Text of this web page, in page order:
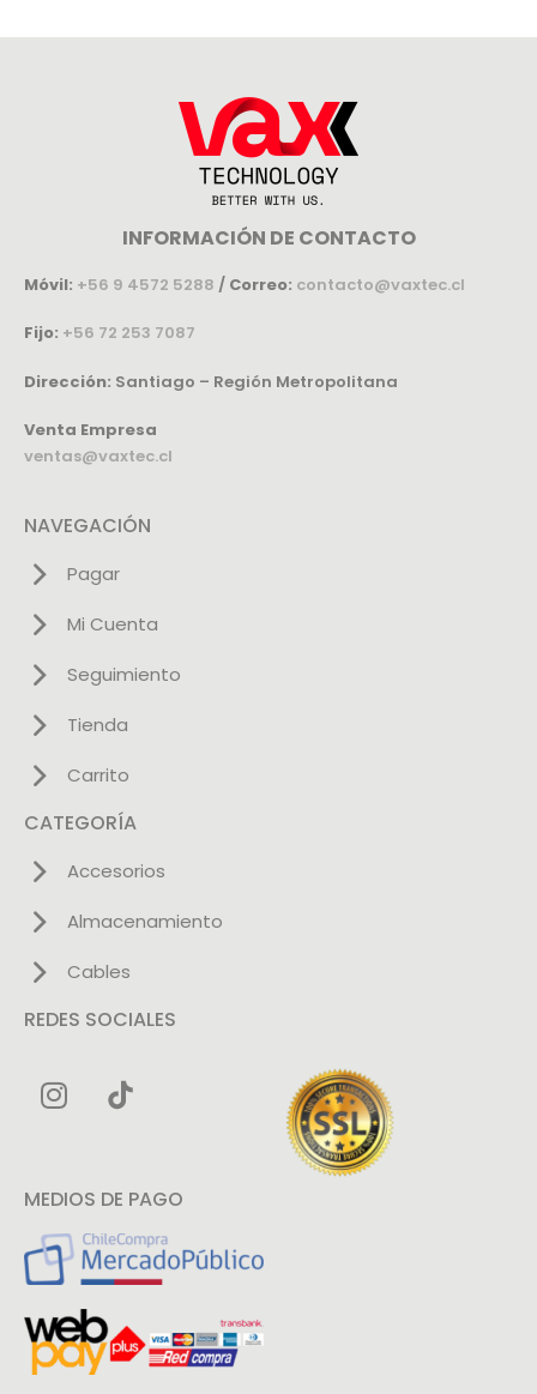
INFORMACIÓN DE CONTACTO
Móvil: +56 9 4572 5288 / Correo: contacto@vaxtec.cl
Fijo: +56 72 253 7087
Dirección: Santiago – Región Metropolitana
Venta Empresa
ventas@vaxtec.cl
NAVEGACIÓN
Pagar
Mi Cuenta
Seguimiento
Tienda
Carrito
CATEGORÍA
Accesorios
Almacenamiento
Cables
REDES SOCIALES
MEDIOS DE PAGO